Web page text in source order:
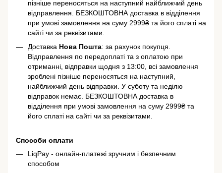
пізніше переносяться на наступний найближчий день
відправлення. БЕЗКОШТОВНА доставка в відділення
при умові замовлення на суму 2999₴ та його сплаті на
сайті чи за реквізитами.
Доставка Нова Пошта: за рахунок покупця.
Відправлення по передоплаті та з оплатою при
отриманні, відправки щодня з 13:00, всі замовлення
зроблені пізніше переносяться на наступний,
найближчий день відправки. У суботу та неділю
відправок немає. БЕЗКОШТОВНА доставка в
відділення при умові замовлення на суму 2999₴ та
його сплаті на сайті чи за реквізитами.
Способи оплати
LiqPay - онлайн-платежі зручним і безпечним
способом